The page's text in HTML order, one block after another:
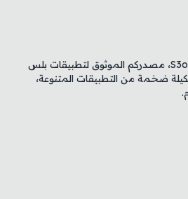
مرحبًا بكم في متجر S3otali، مصدركم الموثوق لتطبيقات بلس
ضخمة من التطبيقات المتنوعة،